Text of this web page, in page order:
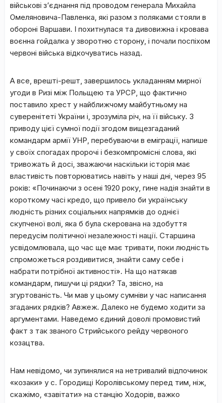
військові з’єднання під проводом генерала Михайла
Омеляновича-Павленка, які разом з поляками стояли в
обороні Варшави. І похитнулася та дивовижна і кровава
воєнна гойдалка у зворотню сторону, і почали поспіхом
червоні війська відкочуватись назад.
А все, врешті-решт, завершилось укладанням мирної
угоди в Ризі між Польщею та УРСР, що фактично
поставило хрест у найближчому майбутньому на
суверенітеті України і, зрозуміла річ, на її війську. З
приводу цієї сумної події згодом вищезгаданий
командарм армії УНР, перебуваючи в еміграції, напише
у своїх спогадах пророчі і безкомпромісні слова, які
тривожать й досі, зважаючи наскільки історія має
властивість повторюватись навіть у наші дні, через 95
років: «Починаючи з осені 1920 року, гине надія знайти в
короткому часі кредо, що привело би українську
людність різних соціальних напрямків до однієї
скупченої волі, яка б була скерована на здобуття
передусім політичної незалежності нації. Старшина
усвідомлювала, що час ще має тривати, поки людність
спроможеться роздивитися, знайти саму себе і
набрати потрібної активності». На що натякав
командарм, пишучи ці рядки? Та, звісно, на
згуртованість. Чи мав у цьому сумніви у час написання
згаданих рядків? Авжеж. Далеко не будемо ходити за
аргументами. Наведемо єдиний доволі промовистий
факт з так званого Стрийського рейду червоного
козацтва.
Нам невідомо, чи зупинялися на нетривалий відпочинок
«козаки» у с. Городищі Королівському перед тим, ніж,
скажімо, «завітати» на станцію Ходорів, важко